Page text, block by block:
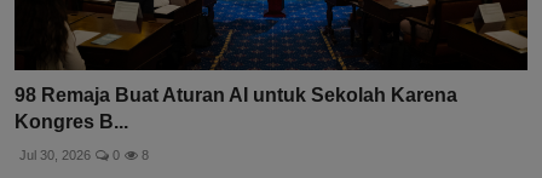
98 Remaja Buat Aturan AI untuk Sekolah Karena
Kongres B...
Jul 30, 2026 0 8